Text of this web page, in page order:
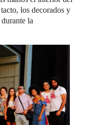
los decorados y
la